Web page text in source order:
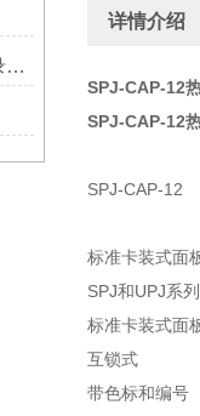
温度贴片是一种用于监测、记录或指示温度变化的工具
详情介绍
SPJ-CAP-12
SPJ-CAP-12
SPJ-CAP-12
标准卡装式面
SPJ和UPJ系列
标准卡装式面
互锁式
带色标和编号